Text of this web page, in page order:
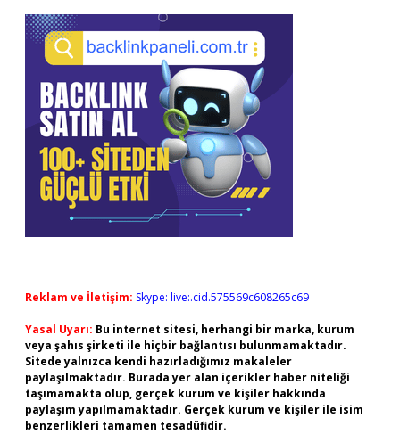
Reklam ve İletişim: Skype: live:.cid.575569c608265c69
Yasal Uyarı: Bu internet sitesi, herhangi bir marka, kurum
veya şahıs şirketi ile hiçbir bağlantısı bulunmamaktadır.
Sitede yalnızca kendi hazırladığımız makaleler
paylaşılmaktadır. Burada yer alan içerikler haber niteliği
taşımamakta olup, gerçek kurum ve kişiler hakkında
paylaşım yapılmamaktadır. Gerçek kurum ve kişiler ile isim
benzerlikleri tamamen tesadüfidir.